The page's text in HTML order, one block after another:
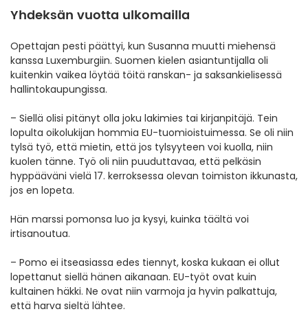
Yhdeksän vuotta ulkomailla
Opettajan pesti päättyi, kun Susanna muutti miehensä
kanssa Luxemburgiin. Suomen kielen asiantuntijalla oli
kuitenkin vaikea löytää töitä ranskan- ja saksankielisessä
hallintokaupungissa.
– Siellä olisi pitänyt olla joku lakimies tai kirjanpitäjä. Tein
lopulta oikolukijan hommia EU-tuomioistuimessa. Se oli niin
tylsä työ, että mietin, että jos tylsyyteen voi kuolla, niin
kuolen tänne. Työ oli niin puuduttavaa, että pelkäsin
hyppääväni vielä 17. kerroksessa olevan toimiston ikkunasta,
jos en lopeta.
Hän marssi pomonsa luo ja kysyi, kuinka täältä voi
irtisanoutua.
– Pomo ei itseasiassa edes tiennyt, koska kukaan ei ollut
lopettanut siellä hänen aikanaan. EU-työt ovat kuin
kultainen häkki. Ne ovat niin varmoja ja hyvin palkattuja,
että harva sieltä lähtee.